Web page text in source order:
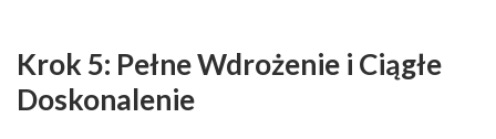
Krok 5: Pełne Wdrożenie i Ciągłe
Doskonalenie